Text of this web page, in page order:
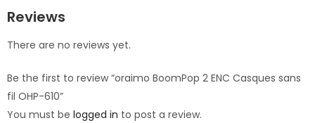
Reviews
There are no reviews yet.
Be the first to review “oraimo BoomPop 2 ENC Casques sans
fil OHP-610”
You must be logged in to post a review.